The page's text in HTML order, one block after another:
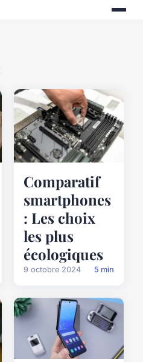
Comparatif
smartphones
: Les choix
les plus
écologiques
9 octobre 2024 5 min